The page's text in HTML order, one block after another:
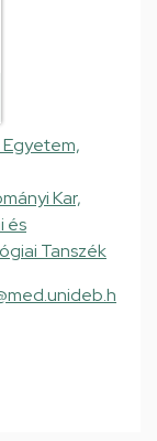
Kar,
és
Tanszék